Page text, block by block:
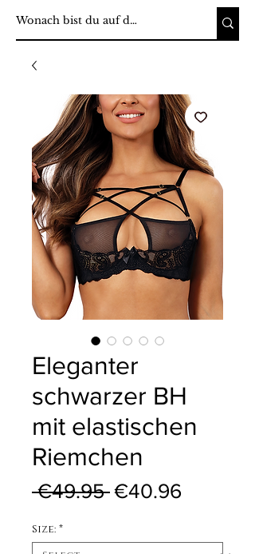
Eleganter
schwarzer BH
mit elastischen
Riemchen
€49.95 Regular Price
€40.96
Size: *